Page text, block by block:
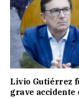
Livio Gutiérrez
grave accidente